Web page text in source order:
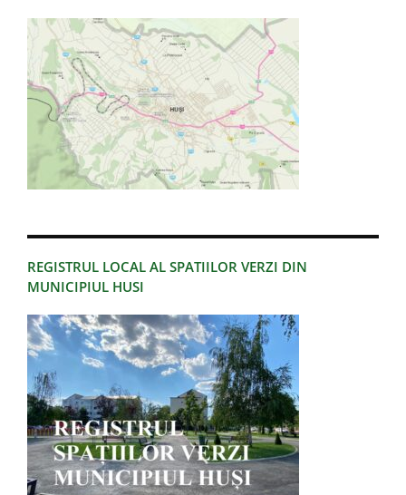
REGISTRUL LOCAL AL SPATIILOR VERZI DIN
MUNICIPIUL HUSI